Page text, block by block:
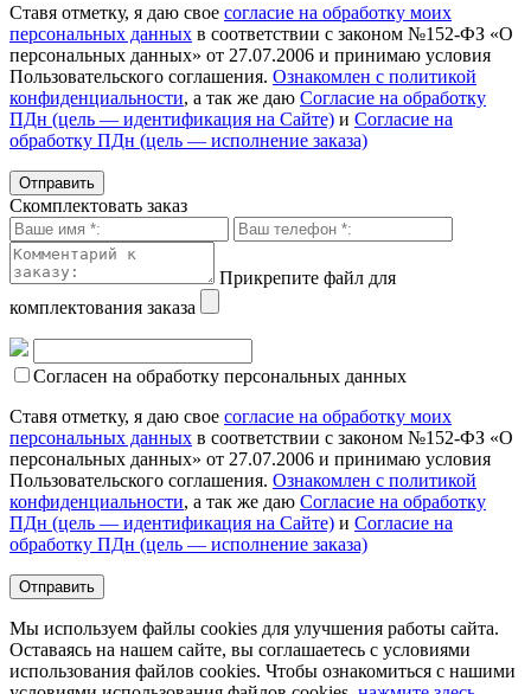
Ставя отметку, я даю свое согласие на обработку моих
персональных данных в соответствии с законом №152-ФЗ «О
персональных данных» от 27.07.2006 и принимаю условия
Пользовательского соглашения. Ознакомлен с политикой
конфиденциальности, а так же даю Согласие на обработку
ПДн (цель — идентификация на Сайте) и Согласие на
обработку ПДн (цель — исполнение заказа)
Скомплектовать заказ
Прикрепите файл для
комплектования заказа
Согласен на обработку персональных данных
Ставя отметку, я даю свое согласие на обработку моих
персональных данных в соответствии с законом №152-ФЗ «О
персональных данных» от 27.07.2006 и принимаю условия
Пользовательского соглашения. Ознакомлен с политикой
конфиденциальности, а так же даю Согласие на обработку
ПДн (цель — идентификация на Сайте) и Согласие на
обработку ПДн (цель — исполнение заказа)
Мы используем файлы cookies для улучшения работы сайта.
Оставаясь на нашем сайте, вы соглашаетесь с условиями
использования файлов cookies. Чтобы ознакомиться с нашими